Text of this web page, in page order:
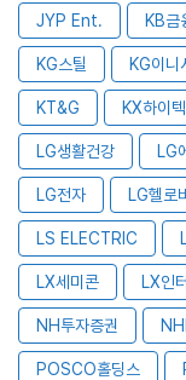
JYP Ent. KB금
KG스틸 KG이니
KT&G KX하이텍
LG생활건강 LG
LG전자 LG헬로
LS ELECTRIC
LX세미콘 LX인
NH투자증권
POSCO홀딩스